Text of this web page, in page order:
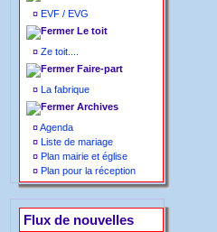
¤ EVF / EVG
Le toit
¤ Ze toit....
Faire-part
¤ La fabrique
Archives
¤Agenda
¤ Liste de mariage
¤ Plan mairie et église
¤ Plan pour la réception
Flux de nouvelles